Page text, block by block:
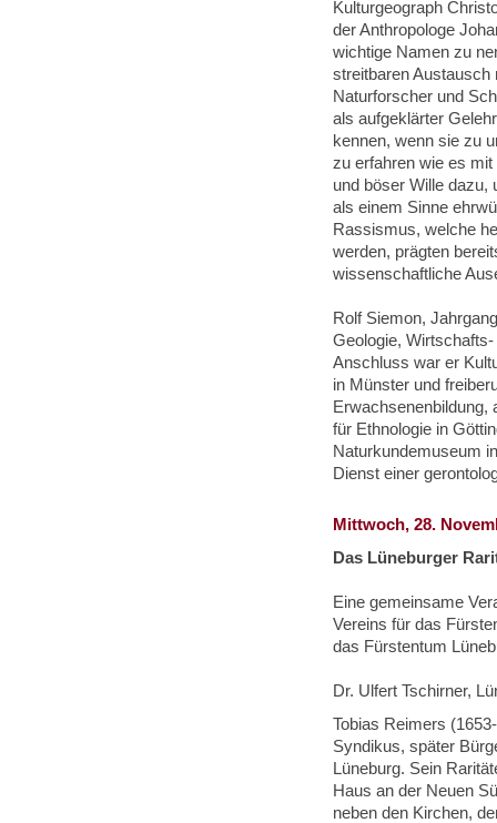
Kulturgeograph
der Anthropologe
wichtige Namen zu
streitbaren Austausch
Naturforscher und
als aufgeklärter
kennen, wenn sie zu
zu erfahren wie es
und böser Wille dazu,
als einem Sinne
Rassismus, welche
werden, prägten
wissenschaftliche
Rolf Siemon,
Geologie,
Anschluss war er
in Münster und
Erwachsenenbildung,
für Ethnologie in
Naturkundemuseum
Dienst einer
Mittwoch, 28.
Das Lüneburger
Eine gemeinsame
Vereins für das
das Fürstentum
Dr. Ulfert Tschirner,
Tobias Reimers
Syndikus, später
Lüneburg. Sein
Haus an der Neuen
neben den Kirchen,